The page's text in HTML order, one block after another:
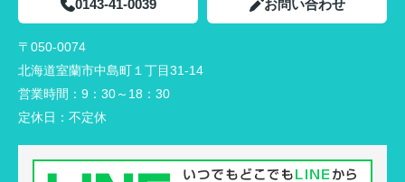
0143-41-0039 お問い合わせ
〒050-0074
北海道室蘭市中島町１丁目31-14
営業時間： 9：30～18：30
定休日： 不定休